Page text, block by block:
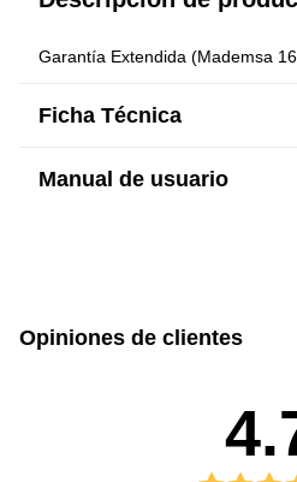
Garantía Extendida (Mademsa
Ficha Técnica
Manual de usuario
Opiniones de clientes